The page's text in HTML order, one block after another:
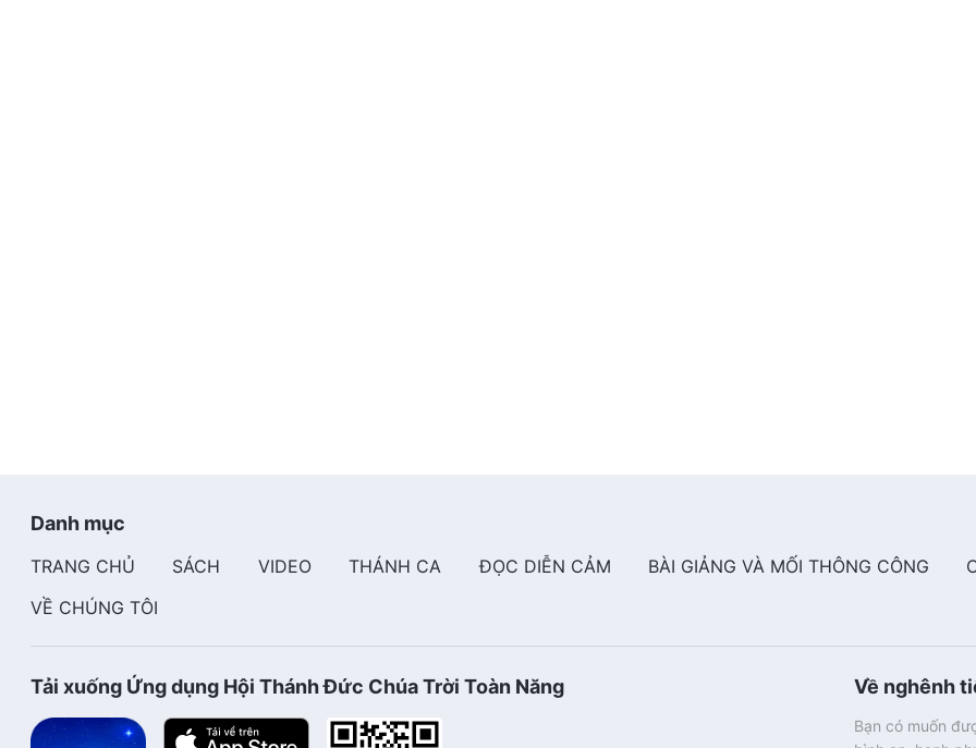
Danh mục
TRANG CHỦ SÁCH VIDEO THÁNH CA ĐỌC DIỄN CẢM BÀI GIẢNG VÀ MỐI THÔNG CÔNG
VỀ CHÚNG TÔI
Tải xuống Ứng dụng Hội Thánh Đức Chúa Trời Toàn Năng Về nghênh
Bạn có muốn